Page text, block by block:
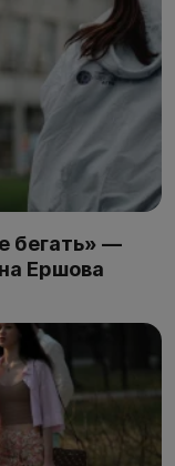
бегать» —
Ершова